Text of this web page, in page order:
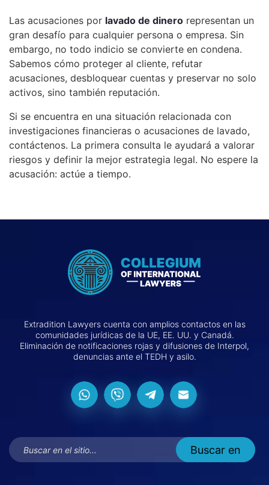
Las acusaciones por lavado de dinero representan un
gran desafío para cualquier persona o empresa. Sin
embargo, no todo indicio se convierte en condena.
Sabemos cómo proteger al cliente, refutar
acusaciones, desbloquear cuentas y preservar no solo
activos, sino también reputación.
Si se encuentra en una situación relacionada con
investigaciones financieras o acusaciones de lavado,
contáctenos. La primera consulta le ayudará a valorar
riesgos y definir la mejor estrategia legal. No espere la
acusación: actúe a tiempo.
Extradition Lawyers cuenta con amplios contactos en las
comunidades jurídicas de la UE, EE. UU. y Canadá.
Eliminación de notificaciones rojas y difusiones de Interpol,
denuncias ante el TEDH y asilo.